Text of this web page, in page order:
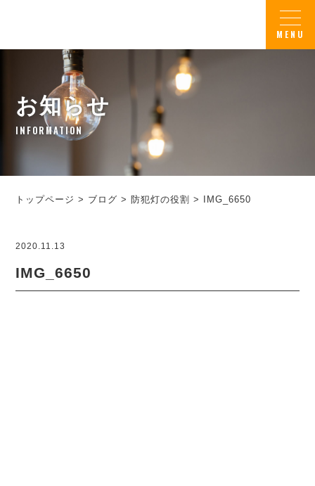
お知らせ
INFORMATION
トップページ > ブログ > 防犯灯の役割 > IMG_6650
2020.11.13
IMG_6650